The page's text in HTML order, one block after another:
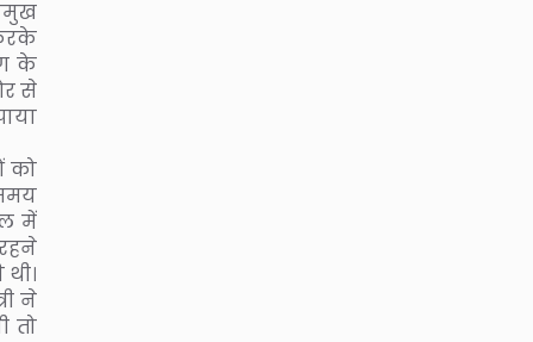
के
से
को
में
ने
तो